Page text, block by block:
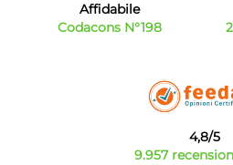
Affidabile
Codacons N°198
4,8/5
9.957